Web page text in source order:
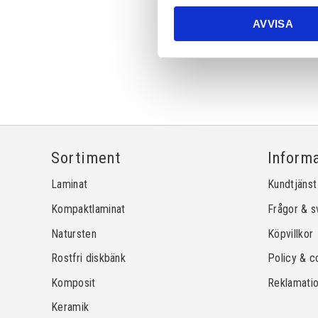
AVVISA
Sortiment
Laminat
Kompaktlaminat
Natursten
Rostfri diskbänk
Komposit
Keramik
Kundtjänst
Frågor &
Köpvillkor
Policy &